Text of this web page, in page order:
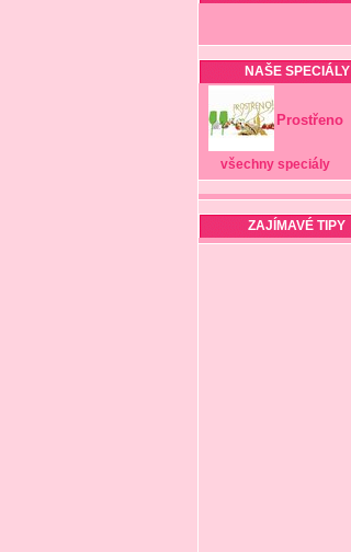
NAŠE SPECIÁLY
Prostřeno
všechny speciály
ZAJÍMAVÉ TIPY